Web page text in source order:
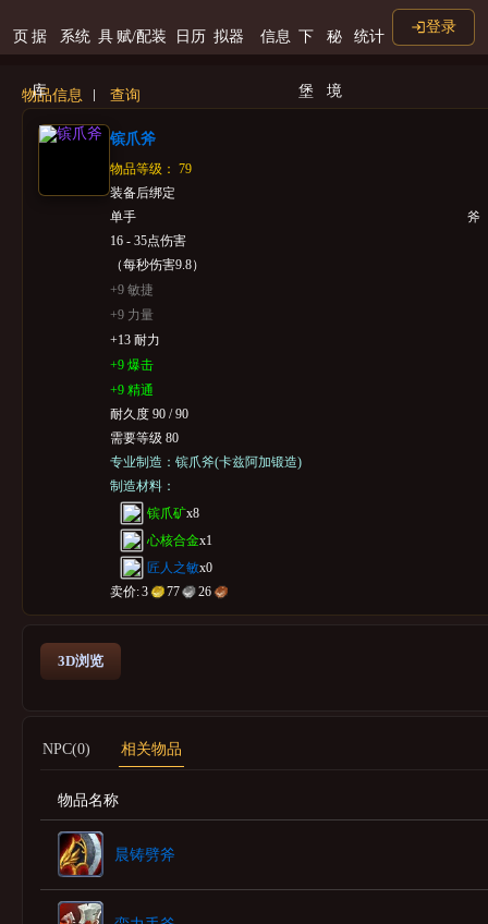
页 据
库
系统 具 赋/配装 日历 拟器 信息 下
堡
秘
境
统计
登录
物品信息 查询
镔爪斧
物品等级： 79
装备后绑定
单手
斧
16 - 35点伤害
（每秒伤害9.8）
+9 敏捷
+9 力量
+13 耐力
+9 爆击
+9 精通
耐久度 90 / 90
需要等级 80
专业制造：镔爪斧(卡兹阿加锻造)
制造材料：
镔爪矿x8
心核合金x1
匠人之敏x0
卖价:3 77 26
3D浏览
NPC(0) 相关物品
物品名称
晨铸劈斧